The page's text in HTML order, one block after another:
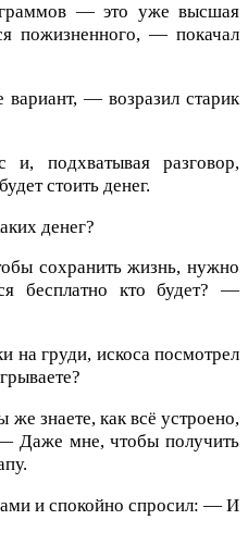
— это уже высшая
пожизненного, — покачал
— возразил старик
подхватывая разговор,
стоить денег.
денег?
сохранить жизнь, нужно
бесплатно кто будет? —
на груди, искоса посмотрел
знаете, как всё устроено,
Даже мне, чтобы получить
и спокойно спросил: — И